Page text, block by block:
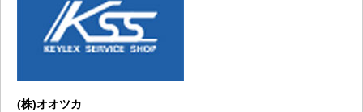
(株)オオツカ